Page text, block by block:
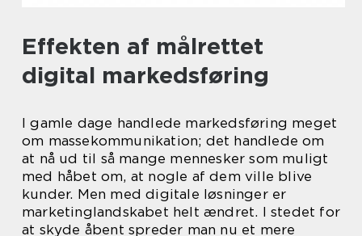
Effekten af målrettet
digital markedsføring
I gamle dage handlede markedsføring meget
om massekommunikation; det handlede om
at nå ud til så mange mennesker som muligt
med håbet om, at nogle af dem ville blive
kunder. Men med digitale løsninger er
marketinglandskabet helt ændret. I stedet for
at skyde åbent spreder man nu et mere